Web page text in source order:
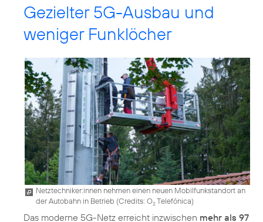
Gezielter 5G-Ausbau und
weniger Funklöcher
Netztechniker:innen nehmen einen neuen Mobilfunkstandort an
der Autobahn in Betrieb (Credits: O2Telefónica)
Das moderne 5G-Netz erreicht inzwischen mehr als 97